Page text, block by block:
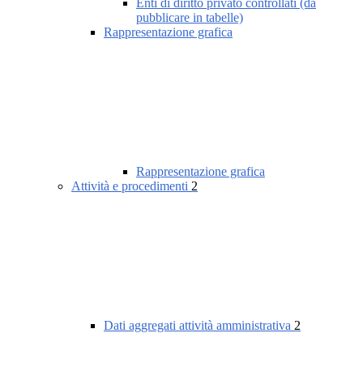
Enti di diritto privato controllati (da
pubblicare in tabelle)
Rappresentazione grafica
Rappresentazione grafica
Attività e procedimenti 2
Dati aggregati attività amministrativa 2